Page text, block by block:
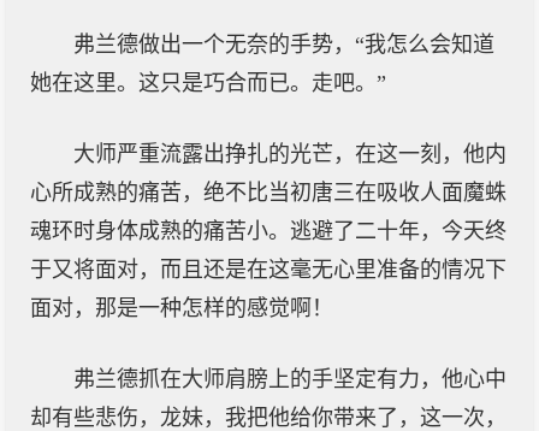
弗兰德做出一个无奈的手势，“我怎么会知道
她在这里。这只是巧合而已。走吧。”
大师严重流露出挣扎的光芒，在这一刻，他内
心所成熟的痛苦，绝不比当初唐三在吸收人面魔蛛
魂环时身体成熟的痛苦小。逃避了二十年，今天终
于又将面对，而且还是在这毫无心里准备的情况下
面对，那是一种怎样的感觉啊！
弗兰德抓在大师肩膀上的手坚定有力，他心中
却有些悲伤，龙妹，我把他给你带来了，这一次，